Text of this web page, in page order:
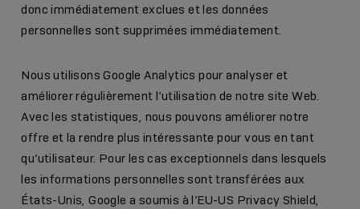
donc immédiatement exclues et les données
personnelles sont supprimées immédiatement.
Nous utilisons Google Analytics pour analyser et
améliorer régulièrement l’utilisation de notre site Web.
Avec les statistiques, nous pouvons améliorer notre
offre et la rendre plus intéressante pour vous en tant
qu’utilisateur. Pour les cas exceptionnels dans lesquels
les informations personnelles sont transférées aux
États-Unis, Google a soumis à l’EU-US Privacy Shield,